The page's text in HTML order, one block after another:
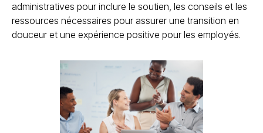
administratives pour inclure le soutien, les conseils et les
ressources nécessaires pour assurer une transition en
douceur et une expérience positive pour les employés.